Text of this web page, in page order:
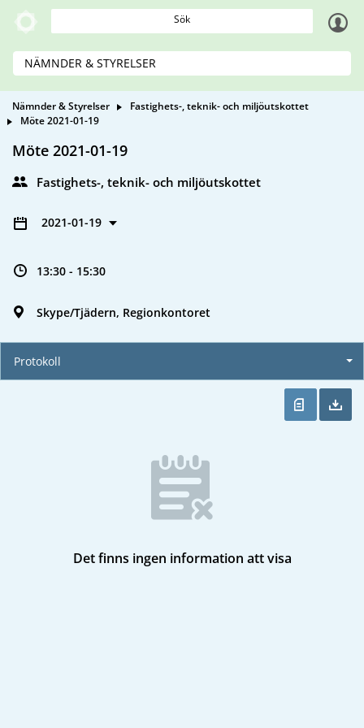
Sök
NÄMNDER & STYRELSER
Nämnder & Styrelser
Fastighets-, teknik- och miljöutskottet
Möte 2021-01-19
Möte 2021-01-19
Fastighets-, teknik- och miljöutskottet
2021-01-19
13:30 - 15:30
Skype/Tjädern, Regionkontoret
Protokoll
Det finns ingen information att visa